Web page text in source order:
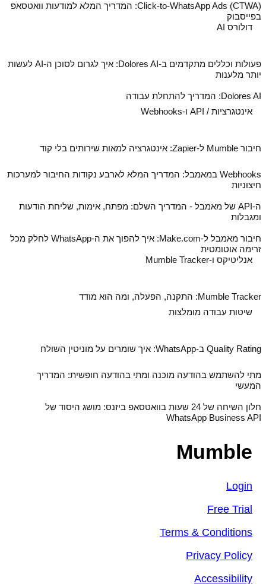
Click-to-WhatsApp Ads (CTWA): המדריך המלא למודעות וואטסאפ
בפייסבוק
דולורס AI
פעולות וכללים מתקדמים ב‑Dolores AI: איך לגרום לסוכן ה‑AI לעשות
יותר מלענות
Dolores AI: המדריך להתחלת עבודה
אינטגרציות / API ו-Webhooks
חיבור Mumble ל‑Zapier: אינטגרציה למאות שירותים בלי קוד
Webhooks במאמבל: המדריך המלא לארבע נקודות החיבור למערכות
חיצוניות
ה‑API של מאמבל - המדריך השלם: מפתח, אימות, שליחת הודעות
ומגבלות
חיבור מאמבל ל‑Make.com: איך להפוך את ה‑WhatsApp לחלק מכל
זרימה אוטומטית
אנליטיקס ו-Mumble Tracker
Mumble Tracker: התקנה, הפעלה, ומה הוא מודד
שיטות עבודה מומלצות
Quality Rating ב‑WhatsApp: איך שומרים על מוניטין השולח
מתי להשתמש בהודעה מוכנה ומתי בהודעה חופשית: המדריך
המעשי
חלון השיחה של 24 שעות בוואטסאפ ביזנס: מושג היסוד של
WhatsApp Business API
Mumble
Login
Free Trial
Terms & Conditions
Privacy Policy
Accessibility